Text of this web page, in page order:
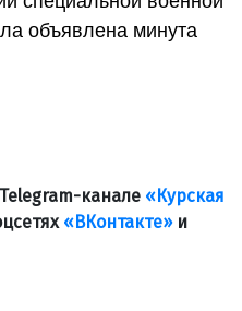
объявлена минута
канале «Курская
«ВКонтакте»и